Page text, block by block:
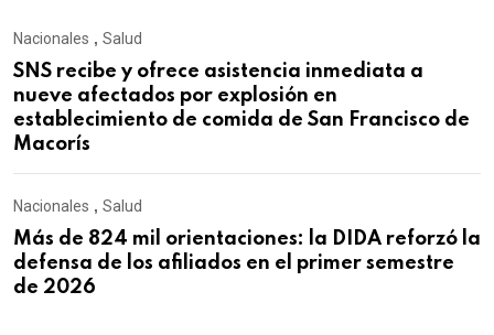
Nacionales , Salud
SNS recibe y ofrece asistencia inmediata a
nueve afectados por explosión en
establecimiento de comida de San Francisco de
Macorís
Nacionales , Salud
Más de 824 mil orientaciones: la DIDA reforzó la
defensa de los afiliados en el primer semestre
de 2026